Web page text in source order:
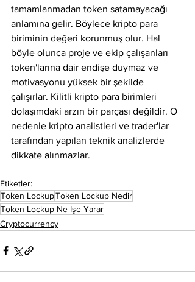
tamamlanmadan token satamayacağı
anlamına gelir. Böylece kripto para
biriminin değeri korunmuş olur. Hal
böyle olunca proje ve ekip çalışanları
token'larına dair endişe duymaz ve
motivasyonu yüksek bir şekilde
çalışırlar. Kilitli kripto para birimleri
dolaşımdaki arzın bir parçası değildir. O
nedenle kripto analistleri ve trader'lar
tarafından yapılan teknik analizlerde
dikkate alınmazlar.
Etiketler:
Token LockupToken Lockup Nedir
Token Lockup Ne İşe Yarar
Cryptocurrency